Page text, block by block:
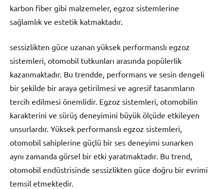
karbon fiber gibi malzemeler, egzoz sistemlerine
sağlamlık ve estetik katmaktadır.
sessizlikten güce uzanan yüksek performanslı egzoz
sistemleri, otomobil tutkunları arasında popülerlik
kazanmaktadır. Bu trendde, performans ve sesin dengeli
bir şekilde bir araya getirilmesi ve agresif tasarımların
tercih edilmesi önemlidir. Egzoz sistemleri, otomobilin
karakterini ve sürüş deneyimini büyük ölçüde etkileyen
unsurlardır. Yüksek performanslı egzoz sistemleri,
otomobil sahiplerine güçlü bir ses deneyimi sunarken
aynı zamanda görsel bir etki yaratmaktadır. Bu trend,
otomobil endüstrisinde sessizlikten güce doğru bir evrimi
temsil etmektedir.